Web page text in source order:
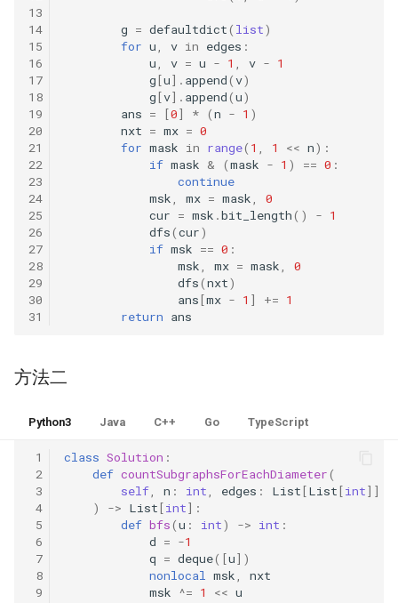
54. 二叉搜索树的第 k 大节点
55.1. 二叉树的深度
55.2. 平衡二叉树
56.1. 数组中数字出现的次数
56.2. 数组中数字出现的次数
57.2. 和为 s 的连续正数序列
57. 和为 s 的两个数字
58.2. 左旋转字符串
59.1. 滑动窗口的最大值
59.2. 队列的最大值
60. n 个骰子的点数
61. 扑克牌中的顺子
62. 圆圈中最后剩下的数字
54. 所有大于等于节点的值之
55. 二叉搜索树迭代器
56. 二叉搜索树中两个节点之
57. 值和下标之差都在给定的
范围内
58. 日程表
59. 数据流的第 K 大数值
60. 出现频率最高的 k 个数字
61. 和最小的 k 个数对
62. 实现前缀树
63. 替换单词
64. 神奇的字典
65. 最短的单词编码
66. 单词之和
10.9. 排序矩阵查找
10.10. 数字流的秩
10.11. 峰与谷
16.1. 交换数字
16.2. 单词频率
16.3. 交点
16.4. 井字游戏
16.6. 最小差
16.7. 最大数值
16.8. 整数的英语表示
16.9. 运算
16.10. 生存人数
16.11. 跳水板
13
14
15
16
17
18
19
20
21
22
23
24
25
26
27
28
29
30
31
g = defaultdict( list)
for u, v in edges :
u, v = u - 1 , v - 1
g[u] . append(v)
g[v] . append(u)
ans = [0] * (n - 1 )
nxt = mx = 0
for mask in range( 1 , 1 << n):
if mask & (mask - 1 ) == 0 :
continue
msk, mx = mask,
0
cur = msk .bit_length() - 1
dfs(cur)
if msk == 0 :
msk, mx = mask,
0
dfs(nxt)
ans[mx - 1 ] += 1
return ans
方法二
Python3 Java C++ Go TypeScript
1
2
3
4
5
6
7
8
9
class Solution :
def countSubgraphsForEachDiameter(
self, n : int, edges : List[List[int]]
)
-> List[int]:
def bfs(u : int) -> int :
d = -1
q = deque([u])
nonlocal msk,
nxt
msk ^= 1 << u